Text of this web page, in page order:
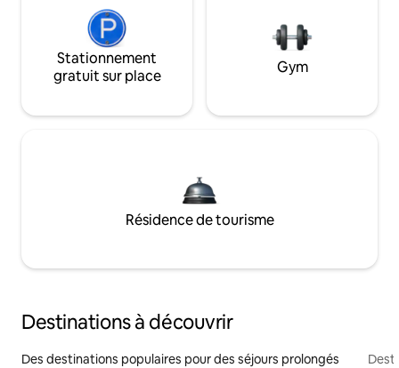
Stationnement
gratuit sur place
Gym
Résidence de tourisme
Destinations à découvrir
Des destinations populaires pour des séjours prolongés